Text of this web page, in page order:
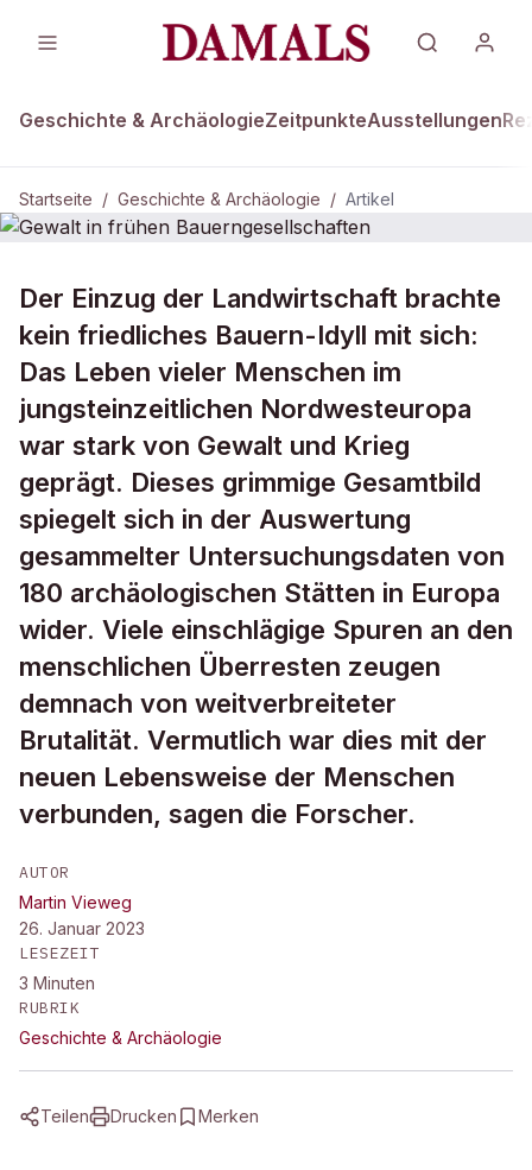
Geschichte & ArchäologieZeitpunkteAusstellungen
Startseite / Geschichte & Archäologie / Artikel
Gewalt in frühen
Bauerngesellschaften
Der Einzug der Landwirtschaft brachte
kein friedliches Bauern-Idyll mit sich:
Das Leben vieler Menschen im
jungsteinzeitlichen Nordwesteuropa
war stark von Gewalt und Krieg
geprägt. Dieses grimmige Gesamtbild
spiegelt sich in der Auswertung
gesammelter Untersuchungsdaten von
180 archäologischen Stätten in Europa
wider. Viele einschlägige Spuren an den
menschlichen Überresten zeugen
demnach von weitverbreiteter
Brutalität. Vermutlich war dies mit der
neuen Lebensweise der Menschen
verbunden, sagen die Forscher.
AUTOR
Martin Vieweg
26. Januar 2023
LESEZEIT
3 Minuten
RUBRIK
Geschichte & Archäologie
Teilen Drucken Merken